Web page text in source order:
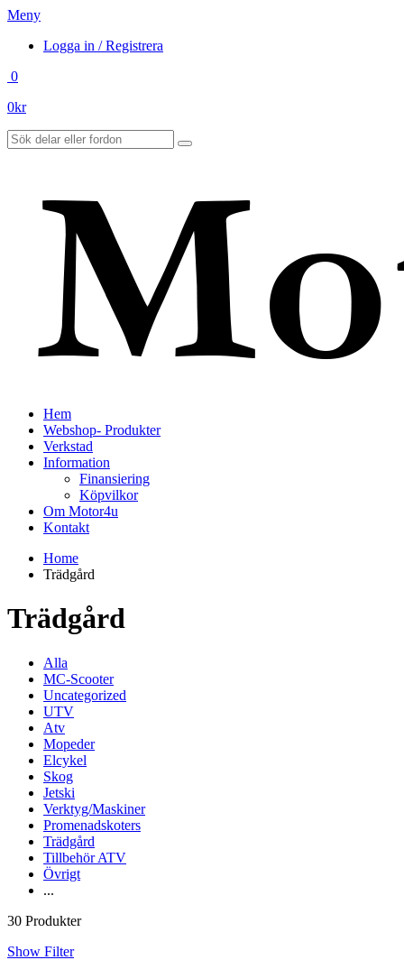
Meny
Logga in / Registrera
0
0kr
Hem
Webshop- Produkter
Verkstad
Information
Finansiering
Köpvilkor
Om Motor4u
Kontakt
Home
Trädgård
Trädgård
Alla
MC-Scooter
Uncategorized
UTV
Atv
Mopeder
Elcykel
Skog
Jetski
Verktyg/Maskiner
Promenadskoters
Trädgård
Tillbehör ATV
Övrigt
...
30 Produkter
Show Filter